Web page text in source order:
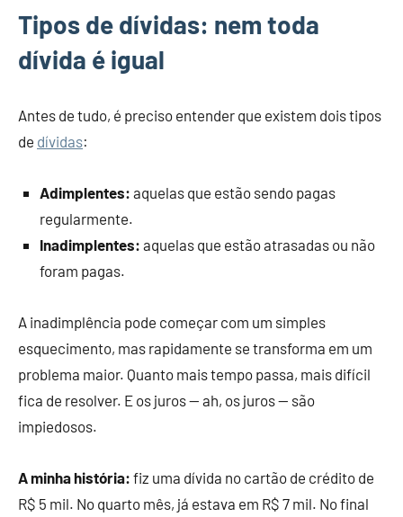
Tipos de dívidas: nem toda
dívida é igual
Antes de tudo, é preciso entender que existem dois tipos
de dívidas:
Adimplentes: aquelas que estão sendo pagas
regularmente.
Inadimplentes: aquelas que estão atrasadas ou não
foram pagas.
A inadimplência pode começar com um simples
esquecimento, mas rapidamente se transforma em um
problema maior. Quanto mais tempo passa, mais difícil
fica de resolver. E os juros — ah, os juros — são
impiedosos.
A minha história: fiz uma dívida no cartão de crédito de
R$ 5 mil. No quarto mês, já estava em R$ 7 mil. No final